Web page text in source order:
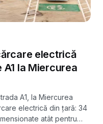
electrică
A1 la Miercurea
A1, la Miercurea
electrică din țară: 34
atât pentru